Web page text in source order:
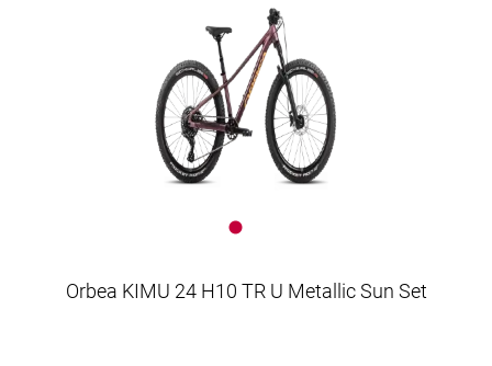
Orbea KIMU 24 H10 TR U Metallic Sun Set